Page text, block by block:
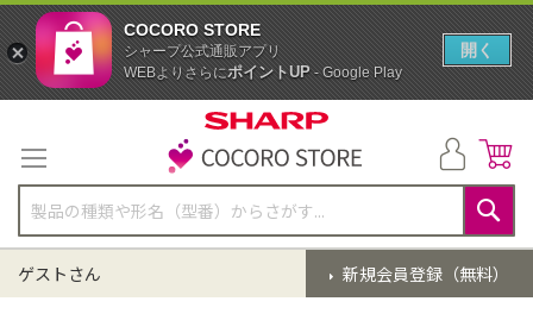
テ
ン
ツ
に
ス
キ
ッ
検
索
新規会員登録（無料）
ゲストさん
COCORO STORE
シャープ公式通販アプリ
WEBよりさらにポイントUP- Google Play
開く